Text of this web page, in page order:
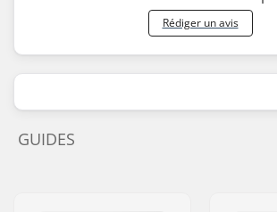
Rédiger un avis
GUIDES